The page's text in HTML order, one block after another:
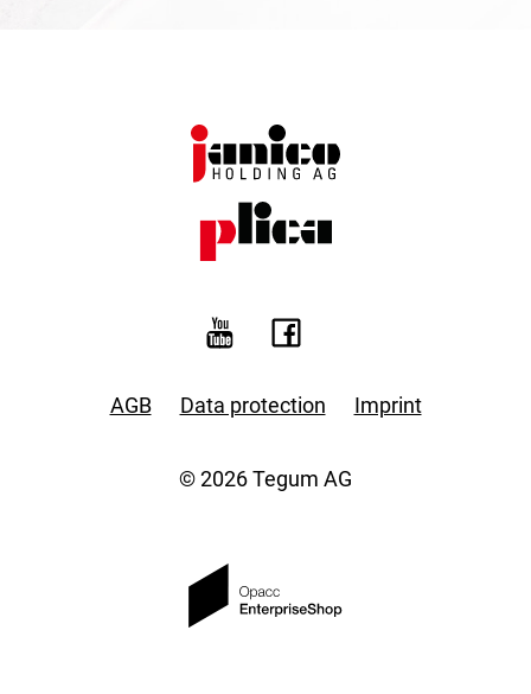
AGB Data protection Imprint
© 2026 Tegum AG